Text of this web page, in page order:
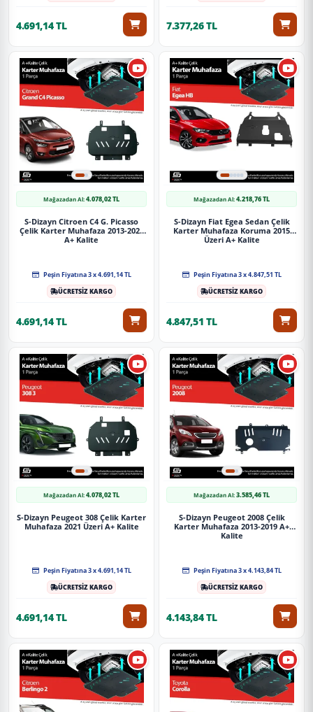
Siparişleriniz darbe emici özel ambalajlarla, kargoda zarar
görmeyecek şekilde paketlenerek tarafınıza ulaştırılır. %100
4.691,14 TL 7.377,26 TL
Mağazadan Al:4.078,02 TL
S-Dizayn Citroen C4 G. Picasso
Çelik Karter Muhafaza 2013-2020
A+ Kalite
Peşin Fiyatına 3 x 4.691,14 TL
ÜCRETSİZ KARGO
4.691,14 TL
Mağazadan Al:4.218,76 TL
S-Dizayn Fiat Egea Sedan Çelik
Karter Muhafaza Koruma 2015
Üzeri A+ Kalite
Peşin Fiyatına 3 x 4.847,51 TL
ÜCRETSİZ KARGO
4.847,51 TL
Mağazadan Al:4.078,02 TL
S-Dizayn Peugeot 308 Çelik Karter
Muhafaza 2021 Üzeri A+ Kalite
Peşin Fiyatına 3 x 4.691,14 TL
ÜCRETSİZ KARGO
4.691,14 TL
Mağazadan Al:3.585,46 TL
S-Dizayn Peugeot 2008 Çelik
Karter Muhafaza 2013-2019 A+
Kalite
Peşin Fiyatına 3 x 4.143,84 TL
ÜCRETSİZ KARGO
4.143,84 TL